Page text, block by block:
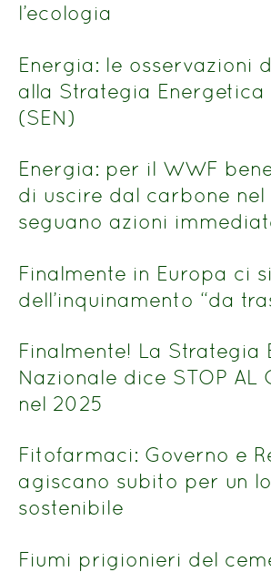
l’ecologia
Energia: le osservazioni
alla Strategia Energetica
(SEN)
Energia: per il WWF
di uscire dal carbone nel
seguano azioni
Finalmente in Europa ci
dell’inquinamento “da
Finalmente! La Strategia
Nazionale dice STOP AL
nel 2025
Fitofarmaci: Governo e
agiscano subito per un
sostenibile
Fiumi prigionieri del